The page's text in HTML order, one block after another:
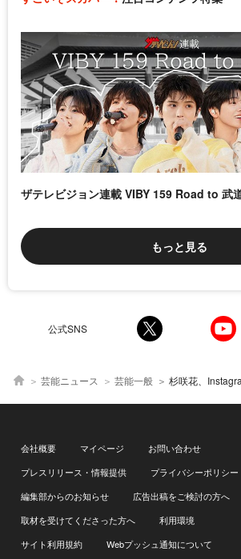
ザテレビジョン連載 VIBY 159 Road to 武
もっと見る
公式SNS
芸能ニュース 芸能一般 杉咲花、Instagram閉鎖を発表「
会社概要 マイページ
お問い合わせ
プレスリリース・情報提供
プライバシーポリシー
編集部からのお知らせ
広告出稿をご検討の方へ
取材を受けてくださった方へ
利用環境
サイト利用規約
Webプッシュ通知について